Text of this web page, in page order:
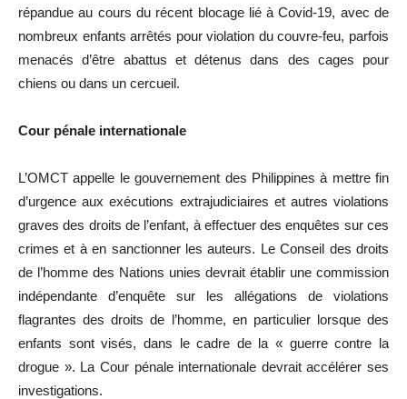
répandue au cours du récent blocage lié à Covid-19, avec de
nombreux enfants arrêtés pour violation du couvre-feu, parfois
menacés d’être abattus et détenus dans des cages pour
chiens ou dans un cercueil.
Cour pénale internationale
L’OMCT appelle le gouvernement des Philippines à mettre fin
d’urgence aux exécutions extrajudiciaires et autres violations
graves des droits de l’enfant, à effectuer des enquêtes sur ces
crimes et à en sanctionner les auteurs. Le Conseil des droits
de l’homme des Nations unies devrait établir une commission
indépendante d’enquête sur les allégations de violations
flagrantes des droits de l’homme, en particulier lorsque des
enfants sont visés, dans le cadre de la « guerre contre la
drogue ». La Cour pénale internationale devrait accélérer ses
investigations.